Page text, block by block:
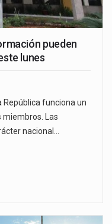
pueden
lunes
República funciona un
miembros. Las
nacional…